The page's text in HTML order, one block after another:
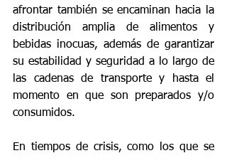
afrontar también se encaminan hacia la
distribución amplia de alimentos y
bebidas inocuas, además de garantizar
su estabilidad y seguridad a lo largo de
las cadenas de transporte y hasta el
momento en que son preparados y/o
consumidos.
En tiempos de crisis, como los que se